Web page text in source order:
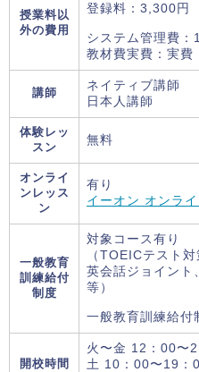
授業料以
外の費用
登録料：3,300円
システム管理費：
教材費実費：実費
講師
ネイティブ講師
日本人講師
体験レッ
スン
無料
オンライ
ンレッス
ン
有り
イーオン オンラ
一般教育
訓練給付
制度
対象コース有り
（TOEICテスト
英会話ジョイント
等）
一般教育訓練給付
開校時間
火〜金 12：00〜
土 10：00〜19：